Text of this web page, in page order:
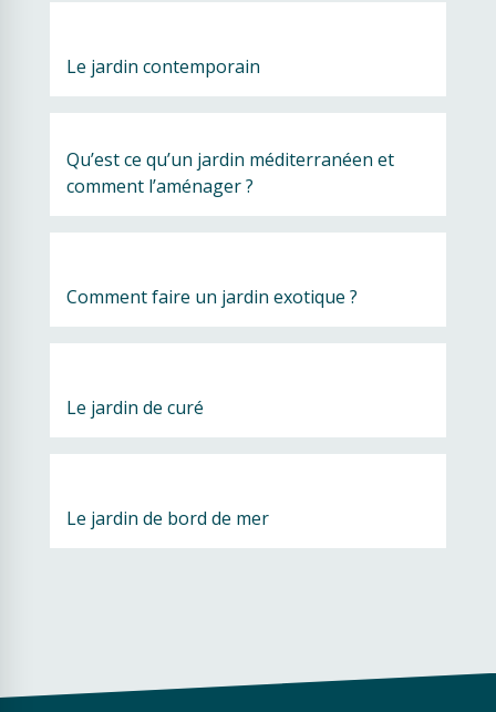
Le jardin contemporain
Qu’est ce qu’un jardin méditerranéen et
comment l’aménager ?
Comment faire un jardin exotique ?
Le jardin de curé
Le jardin de bord de mer